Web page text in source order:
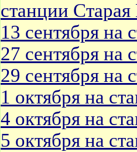
станции Старая
13 сентября на
27 сентября на
29 сентября на
1 октября на
4 октября на
5 октября на